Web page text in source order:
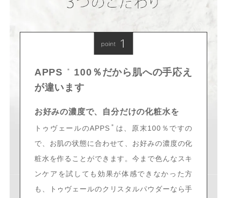
APPS ＊
100％だから肌への手応え
が違います
お好みの濃度で、自分だけの化粧水を
トゥヴェールのAPPS ＊ は、原末100％ですの
で、お肌の状態に合わせて、お好みの濃度の化
粧水を作ることができます。今まで色んなスキ
ンケアを試しても効果が体感できなかった方
も、トゥヴェールのクリスタルパウダーなら手